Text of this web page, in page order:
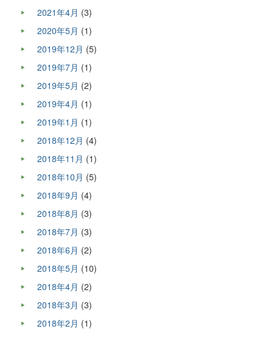
2021年4月 (3)
2020年5月 (1)
2019年12月 (5)
2019年7月 (1)
2019年5月 (2)
2019年4月 (1)
2019年1月 (1)
2018年12月 (4)
2018年11月 (1)
2018年10月 (5)
2018年9月 (4)
2018年8月 (3)
2018年7月 (3)
2018年6月 (2)
2018年5月 (10)
2018年4月 (2)
2018年3月 (3)
2018年2月 (1)